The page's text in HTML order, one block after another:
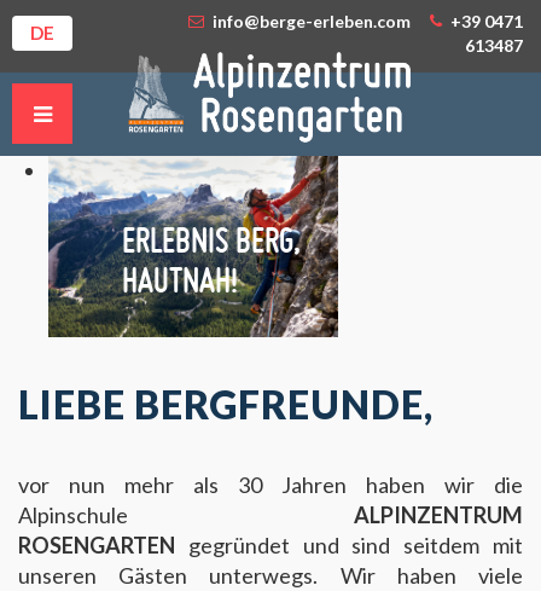
DE
info@berge-erleben.com
+39 0471
613487
ERLEBNIS BERG,
HAUTNAH!
LIEBE BERGFREUNDE,
vor nun mehr als 30 Jahren haben wir die
Alpinschule ALPINZENTRUM
ROSENGARTEN gegründet und sind seitdem mit
unseren Gästen unterwegs. Wir haben viele